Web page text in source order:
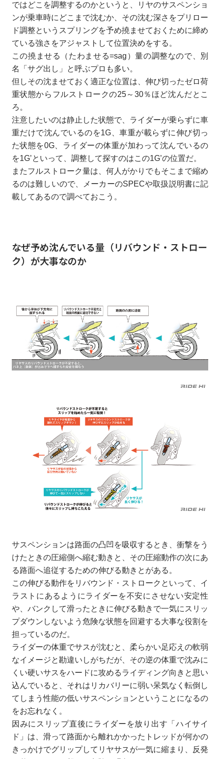
ではどこを調整するのかというと、リヤのサスペンショ
ンが乗車時にどこまで沈むか、その沈む深さをプリロー
ド調整というスプリングを予め撓ませておくために締め
ている強さをアジャストして位置決めをする。
この撓ませる（たわませる=sag）量の調整なので、別
名「サグ出し」と呼ぶプロも多い。
但しその沈ませておく適正な位置は、伸び切ったゼロ荷
重状態からフルストロークの25～30％ほど沈んだとこ
ろ。
注意したいのは静止した状態で、ライダーが乗らずに車
重だけで沈んでいるのを1G、車重が載らずに伸び切っ
た状態を0G、ライダーの体重が加わって沈んでいるの
を1G’といって、調整して探すのはこの1G’の位置だ。
またフルストローク量は、何人がかりでもそこまで縮め
るのは難しいので、メーカーのSPECや取扱説明書に記
載してあるので調べておこう。
なぜ予め沈んでいる量（リバウンド・ストロー
ク）が大事なのか
サスペンションは路面の凸凹を吸収するとき、衝撃をう
けたときの圧縮側へ縮む動きと、その圧縮動作の次にあ
る路面へ追従するための伸びる動きとがある。
この伸びる動作をリバウンド・ストロークといって、イ
ラストにあるようにライダーを不安にさせない安定性
や、バンクして滑ったときに伸びる動きで一気にスリッ
プダウンしないよう危険な状態を回避する大事な役割を
担っているのだ。
ライダーの体重でサスが沈むと、柔らかい足応えの軟弱
なイメージと勘違いしがちだが、その逆の体重で沈みに
くい硬いサスをハードに攻めるライディング向きと思い
込んでいると、それはリカバリーに弱い呆気なく転倒し
てしまう性能の低いサスペンションということになるの
をお忘れなく。
因みにスリップ直後にライダーを放り出す「ハイサイ
ド」は、滑って路面から離れかかったトレッドが何かの
きっかけでグリップしてリヤサスが一気に縮まり、反発